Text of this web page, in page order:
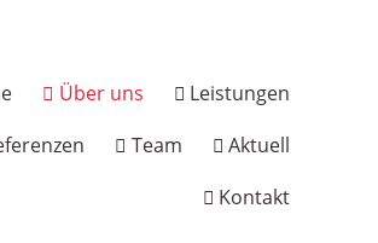
Über uns
Leistungen
Team
Aktuell
Kontakt